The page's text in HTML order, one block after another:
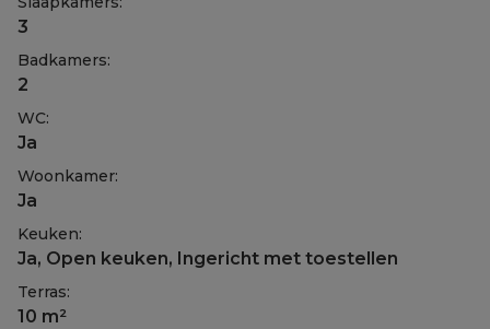
3
Badkamers:
2
WC:
Ja
Woonkamer:
Ja
Keuken:
Ja, Open keuken, Ingericht met toestellen
Terras:
10 m²